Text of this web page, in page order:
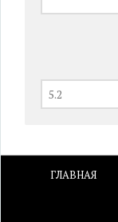
ГЛАВНАЯ